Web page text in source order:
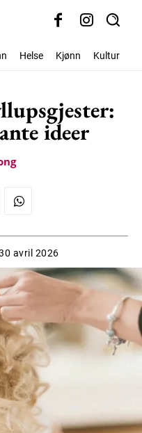
Helse Kjønn Kultur
ideer
avril 2026